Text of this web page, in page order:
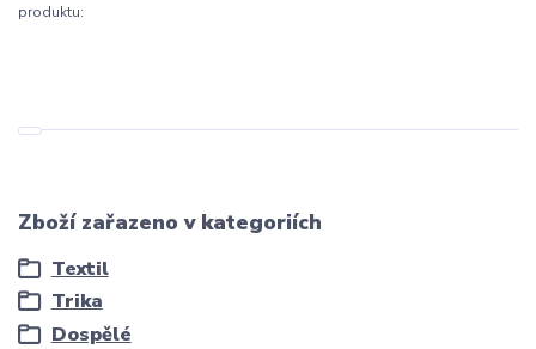
produktu:
Zboží zařazeno v kategoriích
Textil
Trika
Dospělé